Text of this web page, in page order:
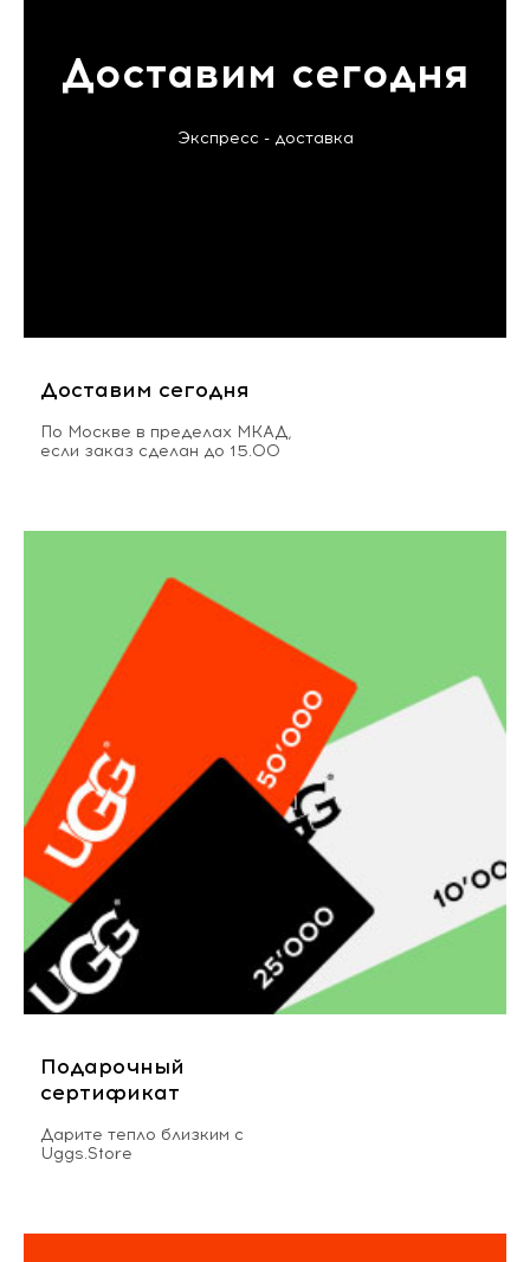
Доставим сегодня
Экспресс - доставка
Доставим сегодня
По Москве в пределах МКАД,
если заказ сделан до 15.00
Подарочный
сертификат
Дарите тепло близким с
Uggs.Store